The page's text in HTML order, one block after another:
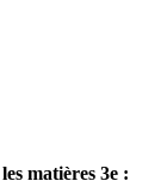
matières 3e :